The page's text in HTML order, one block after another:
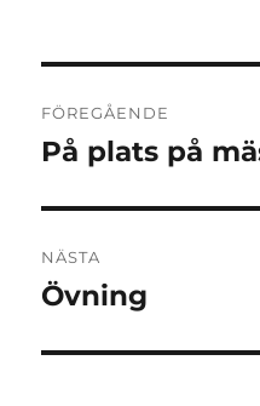
FÖREGÅENDE
Föregående
På plats på
NÄSTA
Nästa
Övning